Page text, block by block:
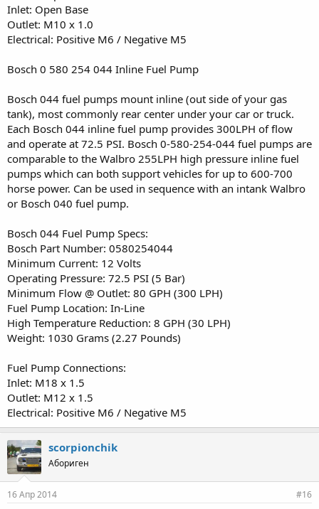
Inlet: Open Base
Outlet: M10 x 1.0
Electrical: Positive M6 / Negative M5
Bosch 0 580 254 044 Inline Fuel Pump
Bosch 044 fuel pumps mount inline (out side of your gas
tank), most commonly rear center under your car or truck.
Each Bosch 044 inline fuel pump provides 300LPH of flow
and operate at 72.5 PSI. Bosch 0-580-254-044 fuel pumps are
comparable to the Walbro 255LPH high pressure inline fuel
pumps which can both support vehicles for up to 600-700
horse power. Can be used in sequence with an intank Walbro
or Bosch 040 fuel pump.
Bosch 044 Fuel Pump Specs:
Bosch Part Number: 0580254044
Minimum Current: 12 Volts
Operating Pressure: 72.5 PSI (5 Bar)
Minimum Flow @ Outlet: 80 GPH (300 LPH)
Fuel Pump Location: In-Line
High Temperature Reduction: 8 GPH (30 LPH)
Weight: 1030 Grams (2.27 Pounds)
Fuel Pump Connections:
Inlet: M18 x 1.5
Outlet: M12 x 1.5
Electrical: Positive M6 / Negative M5
scorpionchik
Абориген
16 Апр 2014 #16